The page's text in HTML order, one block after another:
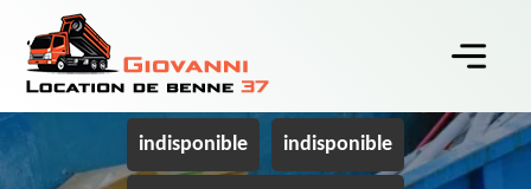
indisponible indisponible